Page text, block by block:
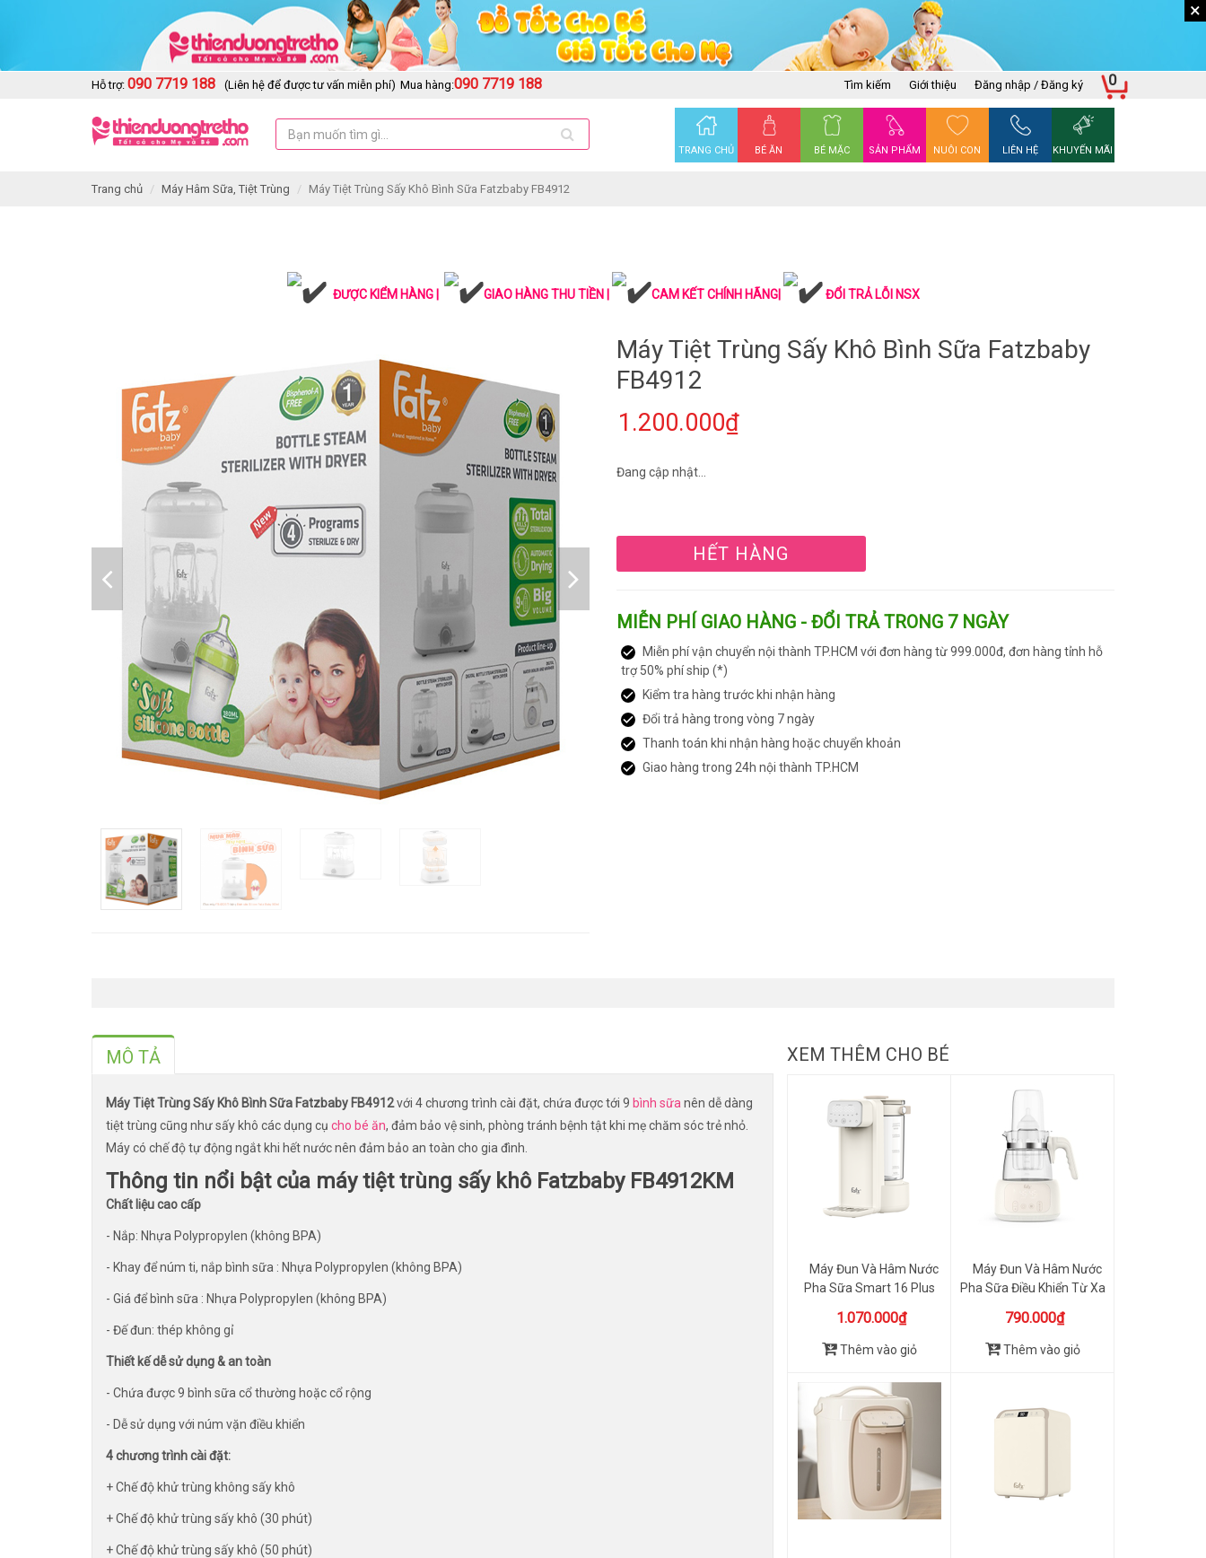
×
Hỗ trợ: 090 7719 188 (Liên hệ để được tư vấn miễn phí) Mua hàng:090 7719 188 Tìm kiếm Giới thiệu Đăng nhập / Đăng ký
TRANG CHỦ BÉ ĂN BÉ MẶC SẢN PHẨM NUÔI CON LIÊN HỆ KHUYẾN MÃI
0
Trang chủ Máy Hâm Sữa, Tiệt Trùng Máy Tiệt Trùng Sấy Khô Bình Sữa Fatzbaby FB4912
ĐƯỢC KIỂM HÀNG | GIAO HÀNG THU TIỀN | CAM KẾT CHÍNH HÃNG| ĐỔI TRẢ LỖI NSX
Máy Tiệt Trùng Sấy Khô Bình Sữa Fatzbaby
FB4912
1.200.000₫
Đang cập nhật...
HẾT HÀNG
MIỄN PHÍ GIAO HÀNG - ĐỔI TRẢ TRONG 7 NGÀY
Miễn phí vận chuyển nội thành TP.HCM với đơn hàng từ 999.000đ, đơn hàng tỉnh hỗ
trợ 50% phí ship (*)
Kiểm tra hàng trước khi nhận hàng
Đổi trả hàng trong vòng 7 ngày
Thanh toán khi nhận hàng hoặc chuyển khoản
Giao hàng trong 24h nội thành TP.HCM
MÔ TẢ
Máy Tiệt Trùng Sấy Khô Bình Sữa Fatzbaby FB4912với 4 chương trình cài đặt, chứa được tới 9 bình sữa nên dễ dàng
tiệt trùng cũng như sấy khô các dụng cụ cho bé ăn, đảm bảo vệ sinh, phòng tránh bệnh tật khi mẹ chăm sóc trẻ nhỏ.
Máy có chế độ tự động ngắt khi hết nước nên đảm bảo an toàn cho gia đình.
Thông tin nổi bật của máy tiệt trùng sấy khô Fatzbaby FB4912KM
Chất liệu cao cấp
- Nắp: Nhựa Polypropylen (không BPA)
- Khay để núm ti, nắp bình sữa : Nhựa Polypropylen (không BPA)
- Giá để bình sữa : Nhựa Polypropylen (không BPA)
- Đế đun: thép không gỉ
Thiết kế dễ sử dụng & an toàn
- Chứa được 9 bình sữa cổ thường hoặc cổ rộng
- Dễ sử dụng với núm vặn điều khiển
4 chương trình cài đặt:
+ Chế độ khử trùng không sấy khô
+ Chế độ khử trùng sấy khô (30 phút)
+ Chế độ khử trùng sấy khô (50 phút)
XEM THÊM CHO BÉ
Máy Đun Và Hâm Nước
Pha Sữa Smart 16 Plus
1.070.000₫
Thêm vào giỏ
Máy Đun Và Hâm Nước
Pha Sữa Điều Khiển Từ Xa
790.000₫
Thêm vào giỏ